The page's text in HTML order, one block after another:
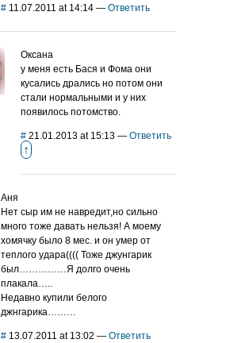
# 11.07.2011 at 14:14 — Ответить
Оксана
у меня есть Бася и Фома они
кусались дрались но потом они
стали нормальными и у них
появилось потомство.
# 21.01.2013 at 15:13 — Ответить
↑
Аня
Нет сыр им не навредит,но сильно
много тоже давать нельзя! А моему
хомячку было 8 мес. и он умер от
теплого удара(((( Тоже джунгарик
был……………Я долго очень
плакала…..
Недавно купили белого
джнгарика………
# 13.07.2011 at 13:02 — Ответить